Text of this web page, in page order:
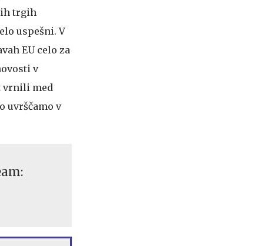
trgih
uspešni. V
EU celo za
v
vrnili med
uvrščamo v